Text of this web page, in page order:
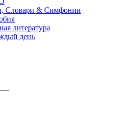
Словари & Симфонии
литература
день